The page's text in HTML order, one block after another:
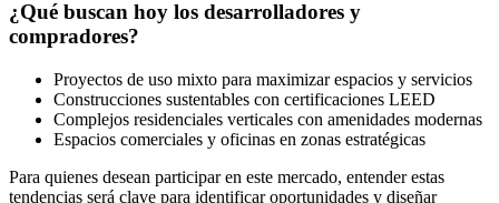
¿Qué buscan hoy los desarrolladores y
compradores?
Proyectos de uso mixto para maximizar espacios y servicios
Construcciones sustentables con certificaciones LEED
Complejos residenciales verticales con amenidades modernas
Espacios comerciales y oficinas en zonas estratégicas
Para quienes desean participar en este mercado, entender estas
tendencias será clave para identificar oportunidades y diseñar